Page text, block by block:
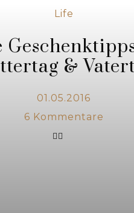
Life
&
01.05.2016
6 Kommentare